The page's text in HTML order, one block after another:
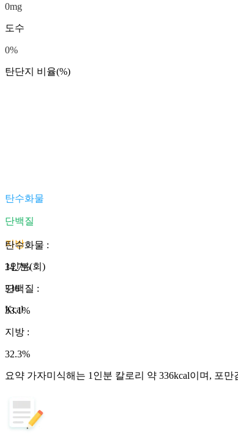
0mg
도수
0%
탄단지 비율(%)
탄수화물
단백질
지방
1인분(회)
336
Kcal
탄수화물 :
34.7%
단백질 :
33.1%
지방 :
32.3%
요약 가자미식해는 1인분 칼로리 약 336kcal이며, 포